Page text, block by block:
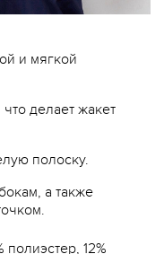
и мягкой
делает жакет
полоску.
а также
12%